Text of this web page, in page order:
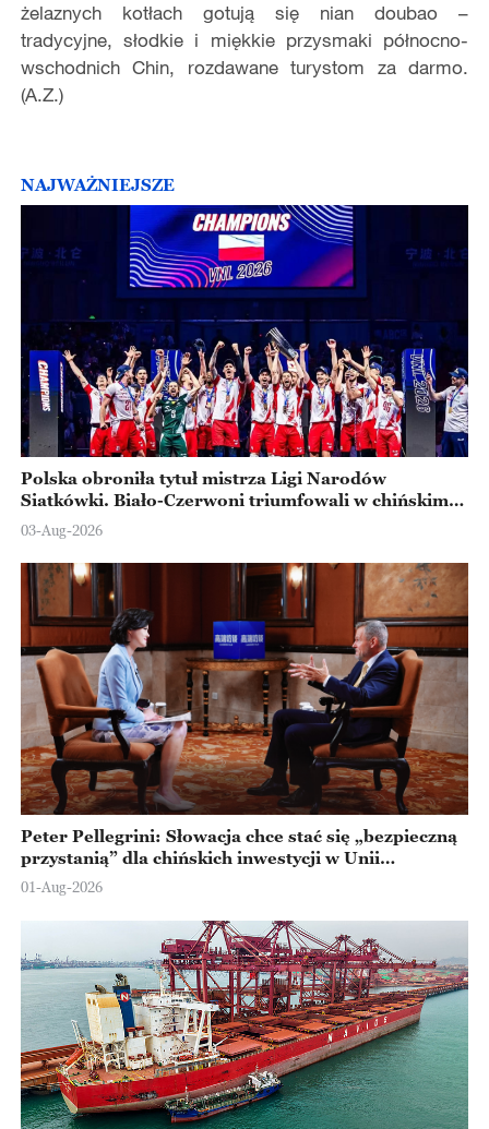
żelaznych kotłach gotują się nian doubao –
tradycyjne, słodkie i miękkie przysmaki północno-
wschodnich Chin, rozdawane turystom za darmo.
(A.Z.)
NAJWAŻNIEJSZE
Polska obroniła tytuł mistrza Ligi Narodów
Siatkówki. Biało-Czerwoni triumfowali w chińskim
Ningbo
03-Aug-2026
Peter Pellegrini: Słowacja chce stać się „bezpieczną
przystanią” dla chińskich inwestycji w Unii
Europejskiej
01-Aug-2026